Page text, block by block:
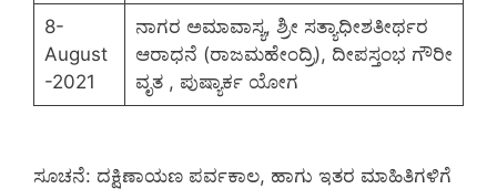
8-
August
-2021
ನಾಗರ ಅಮಾವಾಸ್ಯ, ಶ್ರೀ ಸತ್ಯಾಧೀಶತೀರ್ಥರ
ಆರಾಧನೆ (ರಾಜಮಹೇಂದ್ರಿ), ದೀಪಸ್ತಂಭ ಗೌರೀ
ವೃತ , ಪುಷ್ಯಾರ್ಕ ಯೋಗ
ಸೂಚನೆ: ದಕ್ಷಿಣಾಯಣ ಪರ್ವಕಾಲ, ಹಾಗು ಇತರ ಮಾಹಿತಿಗಳಿಗೆ